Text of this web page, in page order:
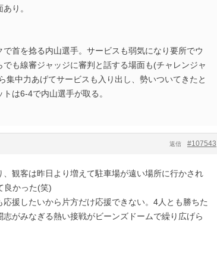
り。
首を捻る内山選手。サービスも弱気になり要所でウ
も線審ジャッジに審判と話する場面も(チャレンジャ
集中力あげてサービスも入り出し、勢いついてきたと
は6-4で内山選手が取る。
#107543
返信
観客は昨日より増えて駐車場が遠い場所に行かされ
良かった(笑)
援したいから片方だけ応援できない。4人とも勝ちた
がみなぎる熱い接戦がビーンズドームで繰り広げら